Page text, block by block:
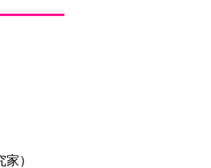
家）